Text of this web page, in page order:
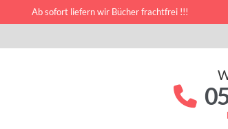
Ab sofort liefern wir Bücher frachtfrei !!!